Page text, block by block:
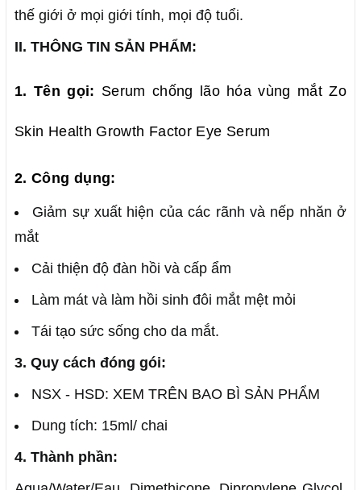
thế giới ở mọi giới tính, mọi độ tuổi.
II. THÔNG TIN SẢN PHẨM:
1. Tên gọi: Serum chống lão hóa vùng mắt Zo
Skin Health Growth Factor Eye Serum
2. Công dụng:
Giảm sự xuất hiện của các rãnh và nếp nhăn ở
mắt
Cải thiện độ đàn hồi và cấp ẩm
Làm mát và làm hồi sinh đôi mắt mệt mỏi
Tái tạo sức sống cho da mắt.
3. Quy cách đóng gói:
NSX - HSD: XEM TRÊN BAO BÌ SẢN PHẨM
Dung tích: 15ml/ chai
4. Thành phần: